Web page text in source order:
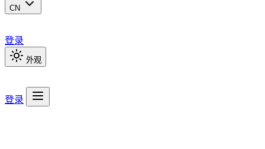
CN
登录
外观
登录